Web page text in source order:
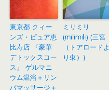
東京都 クィー
ンズ・ピュア恵
比寿店 『豪華
デトックスコー
ス』 ゲルマニ
ウム温浴＋リン
パマッサージ＋
ミリミリ
(milimili) (三宮
（トアロードよ
り東）)